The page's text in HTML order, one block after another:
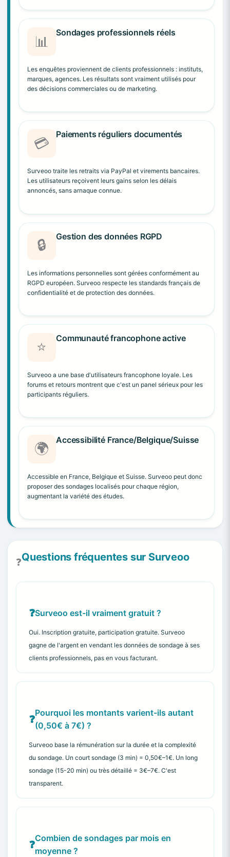
📊
Sondages professionnels réels
Les enquêtes proviennent de clients professionnels : instituts,
marques, agences. Les résultats sont vraiment utilisés pour
des décisions commerciales ou de marketing.
💳
Paiements réguliers documentés
Surveoo traite les retraits via PayPal et virements bancaires.
Les utilisateurs reçoivent leurs gains selon les délais
annoncés, sans arnaque connue.
🔒
Gestion des données RGPD
Les informations personnelles sont gérées conformément au
RGPD européen. Surveoo respecte les standards français de
confidentialité et de protection des données.
⭐
Communauté francophone active
Surveoo a une base d'utilisateurs francophone loyale. Les
forums et retours montrent que c'est un panel sérieux pour les
participants réguliers.
🌍
Accessibilité France/Belgique/Suisse
Accessible en France, Belgique et Suisse. Surveoo peut donc
proposer des sondages localisés pour chaque région,
augmentant la variété des études.
❓Questions fréquentes sur Surveoo
Surveoo est-il vraiment gratuit ?
Oui. Inscription gratuite, participation gratuite. Surveoo
gagne de l'argent en vendant les données de sondage à ses
clients professionnels, pas en vous facturant.
Pourquoi les montants varient-ils autant
(0,50€ à 7€) ?
Surveoo base la rémunération sur la durée et la complexité
du sondage. Un court sondage (3 min) = 0,50€–1€. Un long
sondage (15-20 min) ou très détaillé = 3€–7€. C'est
transparent.
Combien de sondages par mois en
moyenne ?